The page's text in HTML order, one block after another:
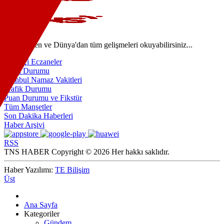
Türkiye'den ve Dünya'dan tüm gelişmeleri okuyabilirsiniz...
Nöbetçi Eczaneler
Hava Durumu
İstanbul Namaz Vakitleri
Trafik Durumu
Puan Durumu ve Fikstür
Tüm Manşetler
Son Dakika Haberleri
Haber Arşivi
RSS
TNS HABER Copyright © 2026 Her hakkı saklıdır.
Haber Yazılımı: TE Bilişim
Üst
Ana Sayfa
Kategoriler